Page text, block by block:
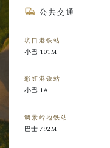
commute 公共交通
坑口港铁站
小巴 101M
彩虹港铁站
小巴 1A
调景岭地铁站
巴士 792M